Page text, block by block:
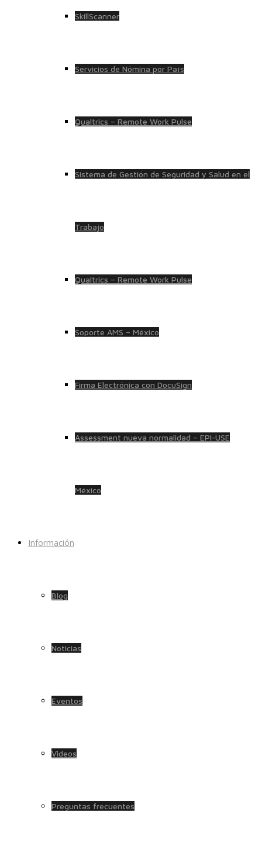
SkillScanner
Servicios de Nómina por País
Qualtrics – Remote Work Pulse
Sistema de Gestión de Seguridad y Salud en el
Trabajo
Qualtrics – Remote Work Pulse
Soporte AMS – México
Firma Electrónica con DocuSign
Assessment nueva normalidad – EPI-USE
México
Información
Blog
Noticias
Eventos
Videos
Preguntas frecuentes